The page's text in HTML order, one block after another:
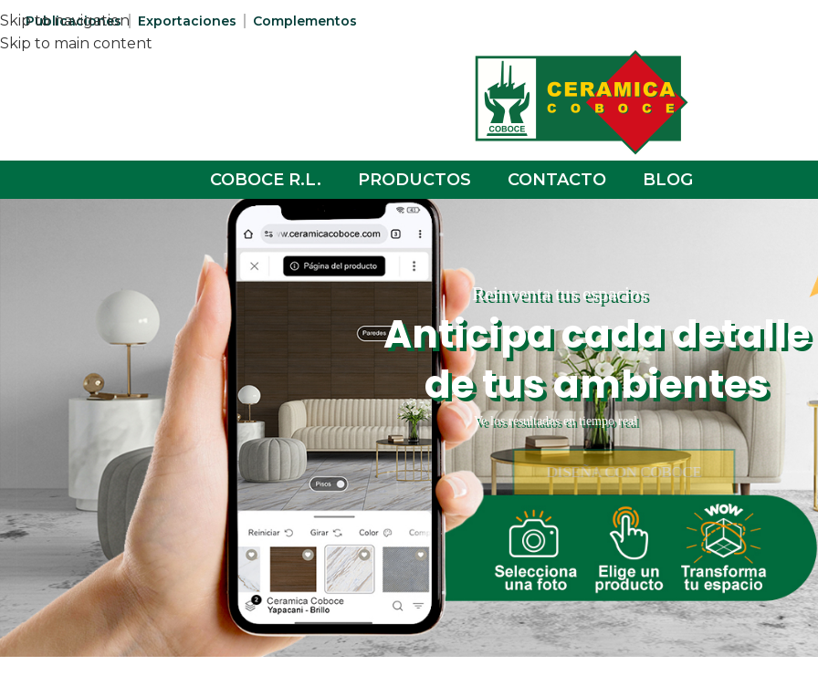
Skip to navigation
Skip to main content
Publicaciones Exportaciones Complementos
COBOCE R.L. PRODUCTOS CONTACTO BLOG
Reinventa tus espacios
Anticipa cada detalle
de tus ambientes
Ve los resultados en tiempo real
DISEÑA CON COBOCE